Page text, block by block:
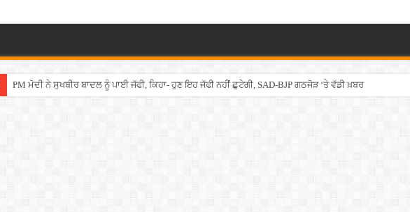
PM ਮੋਦੀ ਨੇ ਸੁਖਬੀਰ ਬਾਦਲ ਨੂੰ ਪਾਈ ਜੱਫੀ, ਕਿਹਾ- ਹੁਣ ਇਹ ਜੱਫੀ ਨਹੀਂ ਛੁਟੇਗੀ, SAD-BJP ਗਠਜੋੜ ‘ਤੇ ਵੱਡੀ ਖ਼ਬਰ
ਚੱਲਦੀ ਫਿਲਮ ”ਚ ਕਿਸੇ ਦਾ ਹੋਇਆ ਢਿੱਡ ਖਰਾਬ, ਗੈਸ ਛੱਡਦੇ ਹੀ ਖਾਲੀ ਹੋ ਗਿਆ ਸਿਨੇਮਾ, ”ਸਪਾਈਡਰ ਮੈਨ” ਵੀ ਭੱਜਿਆ